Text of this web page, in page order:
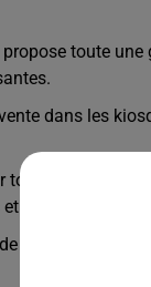
propose toute
dans les
la Côte
la Suède
Los Pistoleros